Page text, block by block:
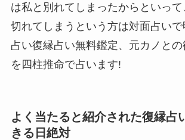
は私と別れてしまったからといっ
切れてしまうという方は対面占い
占い復縁占い無料鑑定、元カノと
を四柱推命で占います!
よく当たると紹介された復縁占
きる日絶対